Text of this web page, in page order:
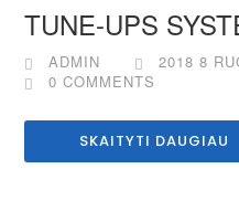
TUNE-UPS
ADMIN
2018 8
0 COMMENTS
SKAITYTI DAUGIAU